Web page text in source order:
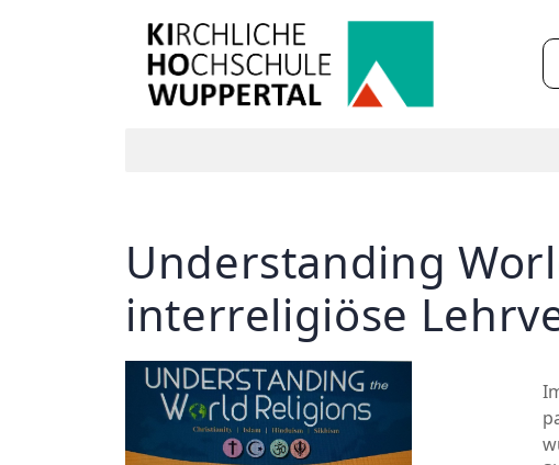
Understanding
interreligiöse